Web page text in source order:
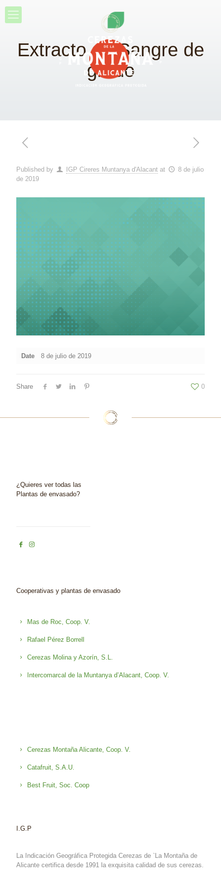
Extracto de Sangre de
grado
Published by IGP Cireres Muntanya d'Alacant at
8 de julio
de 2019
Date 8 de julio de 2019
Share 0
¿Quieres ver todas las
Plantas de envasado?
Cooperativas y plantas de envasado
Mas de Roc, Coop. V.
Rafael Pérez Borrell
Cerezas Molina y Azorín, S.L.
Intercomarcal de la Muntanya d’Alacant, Coop. V.
Cerezas Montaña Alicante, Coop. V.
Catafruit, S.A.U.
Best Fruit, Soc. Coop
I.G.P
La Indicación Geográfica Protegida Cerezas de `La Montaña de
Alicante certifica desde 1991 la exquisita calidad de sus cerezas.